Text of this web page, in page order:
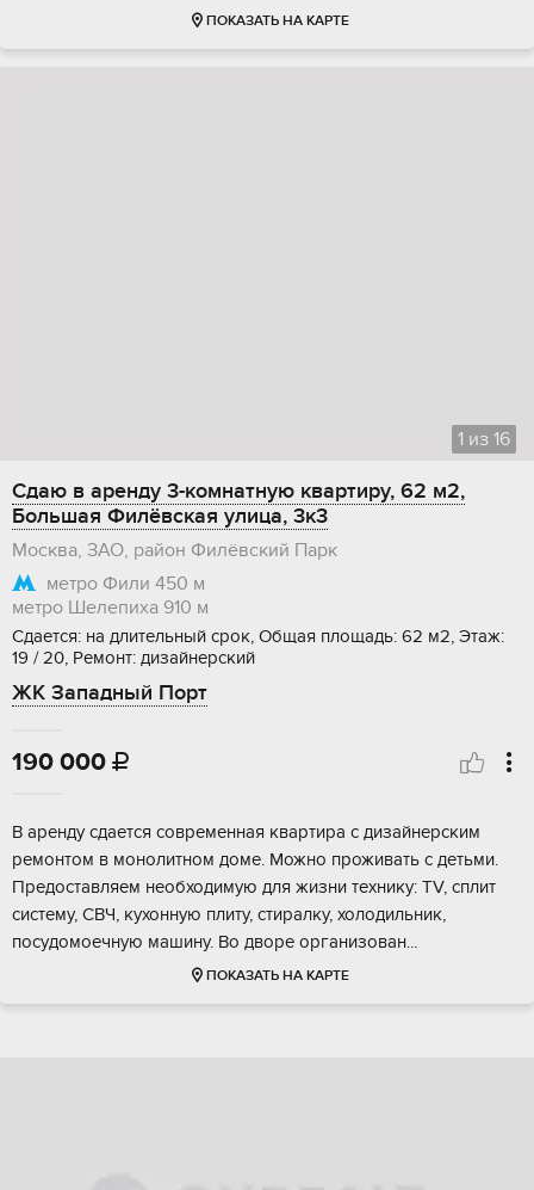
ПОКАЗАТЬ НА КАРТЕ
1 из 16
Сдаю в аренду 3-комнатную квартиру, 62 м2,
Большая Филёвская улица, 3к3
Москва, ЗАО, район Филёвский Парк
метро Фили 450 м
метро Шелепиха 910 м
Сдается: на длительный срок, Общая площадь: 62 м2, Этаж:
19 / 20, Ремонт: дизайнерский
ЖК Западный Порт
190 000 
В аренду сдается современная квартира с дизайнерским
ремонтом в монолитном доме. Можно проживать с детьми.
Предоставляем необходимую для жизни технику: TV, сплит
систему, СВЧ, кухонную плиту, стиралку, холодильник,
посудомоечную машину. Во дворе организован...
ПОКАЗАТЬ НА КАРТЕ